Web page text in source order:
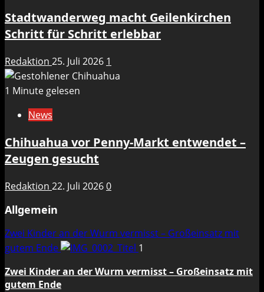
Stadtwanderweg macht Geilenkirchen
Schritt für Schritt erlebbar
Redaktion 25. Juli 2026 1
1 Minute gelesen
News
Chihuahua vor Penny-Markt entwendet –
Zeugen gesucht
Redaktion 22. Juli 20260
Allgemein
Zwei Kinder an der Wurm vermisst – Großeinsatz mit
gutem Ende
1
Zwei Kinder an der Wurm vermisst – Großeinsatz mit
gutem Ende